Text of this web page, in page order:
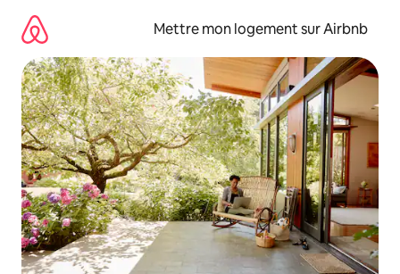
directement
contenu
Mettre mon logement sur Airbnb